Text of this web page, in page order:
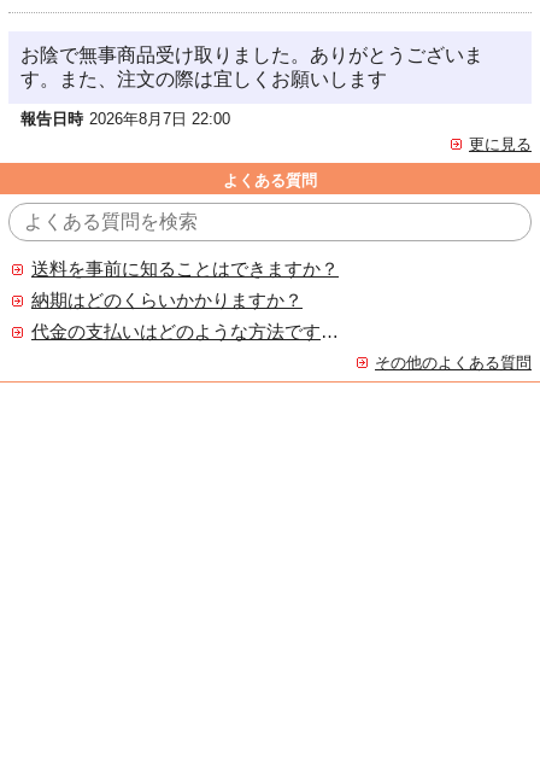
お陰で無事商品受け取りました。ありがとうございま
す。また、注文の際は宜しくお願いします
報告日時 2026年8月7日 22:00
更に見る
よくある質問
送料を事前に知ることはできますか？
納期はどのくらいかかりますか？
代金の支払いはどのような方法ですか？
その他のよくある質問